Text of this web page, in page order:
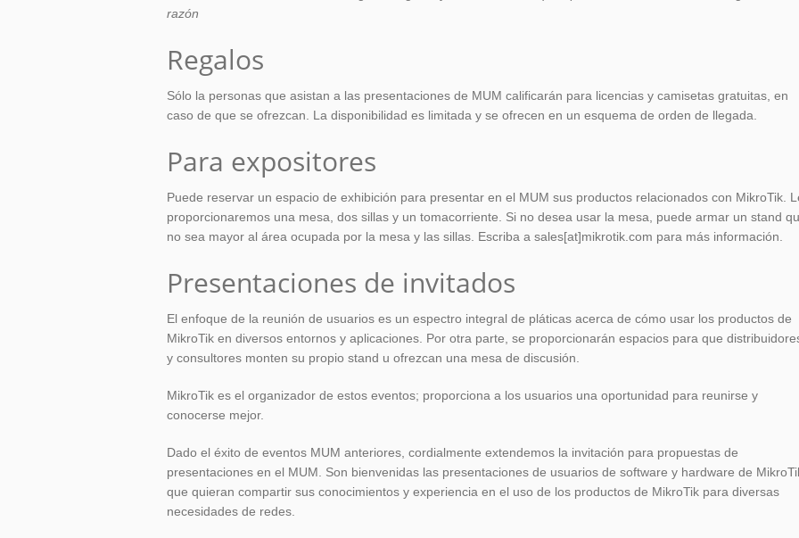
razón
Regalos
Sólo la personas que asistan a las presentaciones de MUM calificarán para licencias y camisetas gratuitas, en
caso de que se ofrezcan. La disponibilidad es limitada y se ofrecen en un esquema de orden de llegada.
Para expositores
Puede reservar un espacio de exhibición para presentar en el MUM sus productos relacionados con MikroTik.
proporcionaremos una mesa, dos sillas y un tomacorriente. Si no desea usar la mesa, puede armar un stand
no sea mayor al área ocupada por la mesa y las sillas. Escriba a sales[at]mikrotik.com para más información.
Presentaciones de invitados
El enfoque de la reunión de usuarios es un espectro integral de pláticas acerca de cómo usar los productos de
MikroTik en diversos entornos y aplicaciones. Por otra parte, se proporcionarán espacios para que
y consultores monten su propio stand u ofrezcan una mesa de discusión.
MikroTik es el organizador de estos eventos; proporciona a los usuarios una oportunidad para reunirse y
conocerse mejor.
Dado el éxito de eventos MUM anteriores, cordialmente extendemos la invitación para propuestas de
presentaciones en el MUM. Son bienvenidas las presentaciones de usuarios de software y hardware de
que quieran compartir sus conocimientos y experiencia en el uso de los productos de MikroTik para diversas
necesidades de redes.